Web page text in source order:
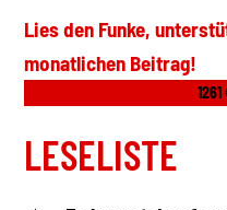
Lies den Funke,
monatlichen Beitrag!
LESELISTE